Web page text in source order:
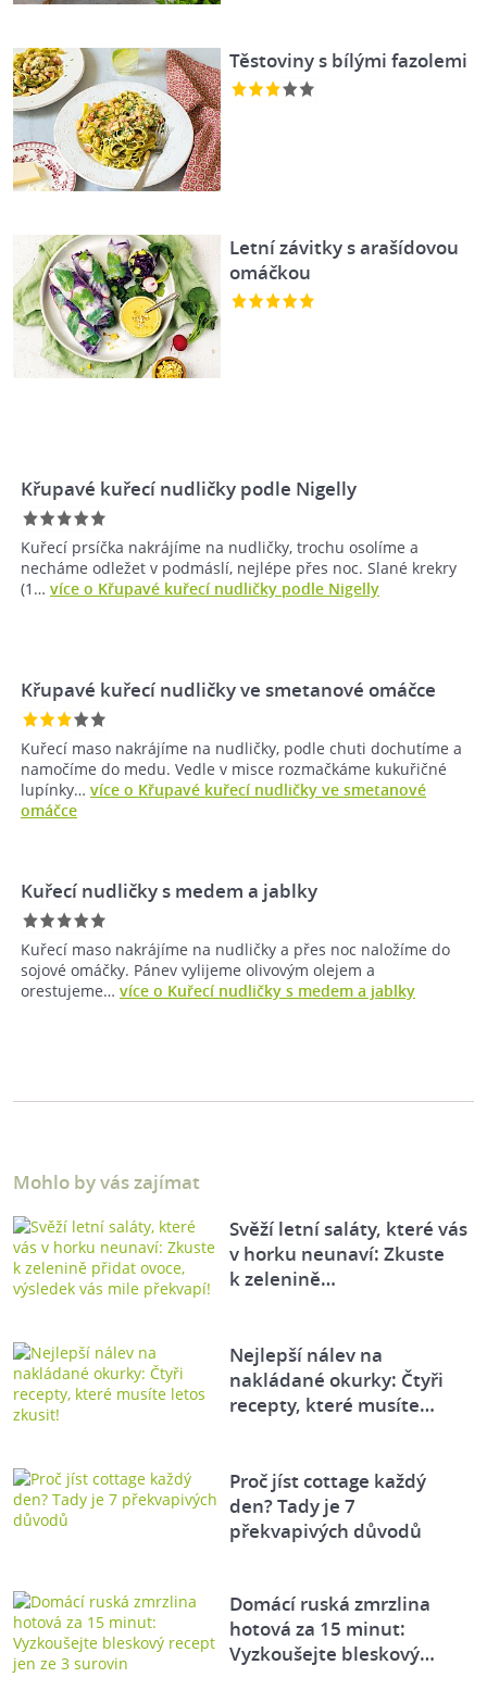
Těstoviny s bílými fazolemi
Letní závitky s arašídovou
omáčkou
Křupavé kuřecí nudličky podle Nigelly
Kuřecí prsíčka nakrájíme na nudličky, trochu osolíme a
necháme odležet v podmáslí, nejlépe přes noc. Slané krekry
(1… více o Křupavé kuřecí nudličky podle Nigelly
Křupavé kuřecí nudličky ve smetanové omáčce
Kuřecí maso nakrájíme na nudličky, podle chuti dochutíme a
namočíme do medu. Vedle v misce rozmačkáme kukuřičné
lupínky… více o Křupavé kuřecí nudličky ve smetanové
omáčce
Kuřecí nudličky s medem a jablky
Kuřecí maso nakrájíme na nudličky a přes noc naložíme do
sojové omáčky. Pánev vylijeme olivovým olejem a
orestujeme… více o Kuřecí nudličky s medem a jablky
Mohlo by vás zajímat
Svěží letní saláty, které vás
v horku neunaví: Zkuste
k zelenině…
Nejlepší nálev na
nakládané okurky: Čtyři
recepty, které musíte…
Proč jíst cottage každý
den? Tady je 7
překvapivých důvodů
Domácí ruská zmrzlina
hotová za 15 minut:
Vyzkoušejte bleskový…